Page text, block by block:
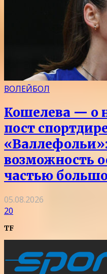
ВОЛЕЙБОЛ
Кошелева — о
пост
возможность
частью
05.08.2026
20
TF